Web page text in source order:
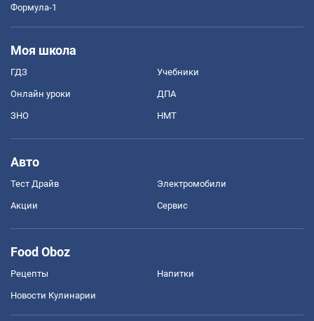
Формула-1
Моя школа
ГДЗ Учебники
Онлайн уроки ДПА
ЗНО НМТ
Авто
Тест Драйв Электромобили
Акции Сервис
Food Oboz
Рецепты Напитки
Новости Кулинарии